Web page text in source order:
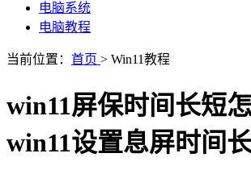
电脑系统
电脑教程
当前位置： 首页 > Win11教程
win11屏保时间长短
win11设置息屏时间